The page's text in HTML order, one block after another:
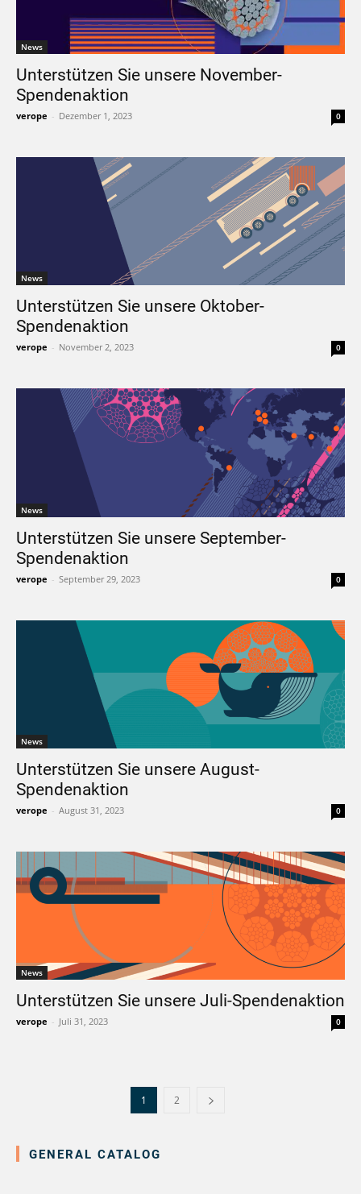
News
Unterstützen Sie unsere November-
Spendenaktion
verope - Dezember 1, 2023 0
News
Unterstützen Sie unsere Oktober-
Spendenaktion
verope - November 2, 2023 0
News
Unterstützen Sie unsere September-
Spendenaktion
verope - September 29, 2023 0
News
Unterstützen Sie unsere August-
Spendenaktion
verope - August 31, 2023 0
News
Unterstützen Sie unsere Juli-Spendenaktion
verope - Juli 31, 2023 0
1 2
GENERAL CATALOG